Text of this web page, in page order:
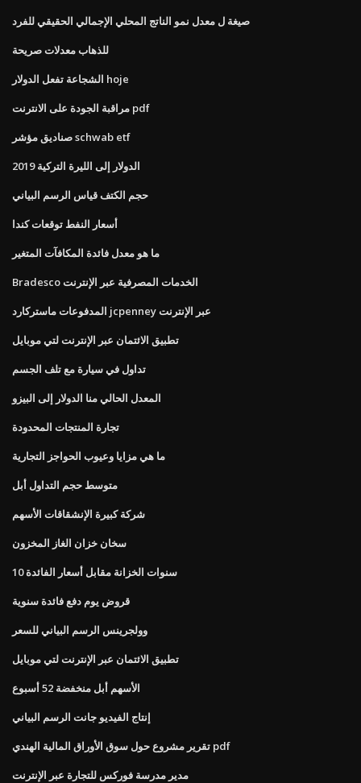
صيغة ل معدل نمو الناتج المحلي الإجمالي الحقيقي للفرد
للذهاب معدلات صريحة
الشجاعة تفعل الدولار hoje
مراقبة الجودة على الانترنت pdf
صناديق مؤشر schwab etf
الدولار إلى الليرة التركية 2019
حجم الكتف قياس الرسم البياني
أسعار النفط توقعات كندا
ما هو معدل فائدة المكافآت المتغير
Bradesco الخدمات المصرفية عبر الإنترنت
المدفوعات ماستركارد jcpenney عبر الإنترنت
تطبيق الائتمان عبر الإنترنت لتي موبايل
تداول في سيارة مع تلف الجسم
المعدل الحالي منا الدولار إلى البيزو
تجارة المنتجات المحدودة
ما هي مزايا وعيوب الحواجز التجارية
متوسط ​​حجم التداول أبل
شركة كبيرة الإنشقاقات الأسهم
سخان خزان الغاز المخزون
10 سنوات الخزانة مقابل أسعار الفائدة
قروض يوم دفع فائدة سنوية
وولجرينس الرسم البياني للسعر
تطبيق الائتمان عبر الإنترنت لتي موبايل
الأسهم أبل منخفضة 52 أسبوع
إنتاج الفيديو جانت الرسم البياني
تقرير مشروع حول سوق الأوراق المالية الهندي pdf
مدير مدرسة فوركس للتجارة عبر الإنترنت